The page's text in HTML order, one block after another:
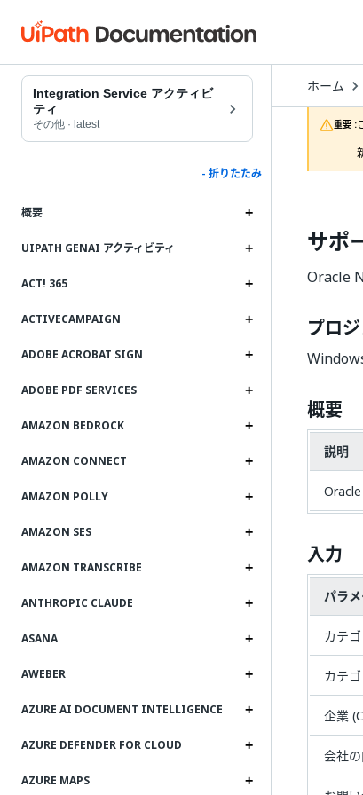
Integration Service アクティビ
ティ
その他 · latest
- 折りたたみ
概要
UIPATH GENAI アクティビティ
ACT! 365
ACTIVECAMPAIGN
ADOBE ACROBAT SIGN
ADOBE PDF SERVICES
AMAZON BEDROCK
AMAZON CONNECT
AMAZON POLLY
AMAZON SES
AMAZON TRANSCRIBE
ANTHROPIC CLAUDE
ASANA
AWEBER
AZURE AI DOCUMENT INTELLIGENCE
AZURE DEFENDER FOR CLOUD
AZURE MAPS
ホーム
重要 :
サポ
Oracle
プロ
概要
説明
入力
パラ
カテ
カテ
企業
会社